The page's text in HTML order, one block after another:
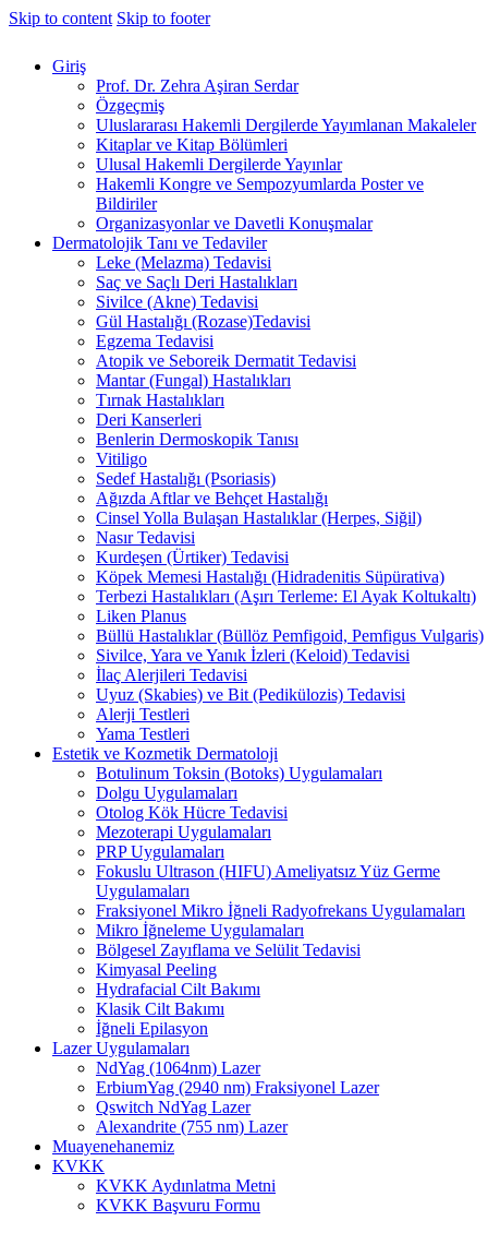
Skip to content Skip to footer
Giriş
Prof. Dr. Zehra Aşiran Serdar
Özgeçmiş
Uluslararası Hakemli Dergilerde Yayımlanan Makaleler
Kitaplar ve Kitap Bölümleri
Ulusal Hakemli Dergilerde Yayınlar
Hakemli Kongre ve Sempozyumlarda Poster ve
Bildiriler
Organizasyonlar ve Davetli Konuşmalar
Dermatolojik Tanı ve Tedaviler
Leke (Melazma) Tedavisi
Saç ve Saçlı Deri Hastalıkları
Sivilce (Akne) Tedavisi
Gül Hastalığı (Rozase)Tedavisi
Egzema Tedavisi
Atopik ve Seboreik Dermatit Tedavisi
Mantar (Fungal) Hastalıkları
Tırnak Hastalıkları
Deri Kanserleri
Benlerin Dermoskopik Tanısı
Vitiligo
Sedef Hastalığı (Psoriasis)
Ağızda Aftlar ve Behçet Hastalığı
Cinsel Yolla Bulaşan Hastalıklar (Herpes, Siğil)
Nasır Tedavisi
Kurdeşen (Ürtiker) Tedavisi
Köpek Memesi Hastalığı (Hidradenitis Süpürativa)
Terbezi Hastalıkları (Aşırı Terleme: El Ayak Koltukaltı)
Liken Planus
Büllü Hastalıklar (Büllöz Pemfigoid, Pemfigus Vulgaris)
Sivilce, Yara ve Yanık İzleri (Keloid) Tedavisi
İlaç Alerjileri Tedavisi
Uyuz (Skabies) ve Bit (Pedikülozis) Tedavisi
Alerji Testleri
Yama Testleri
Estetik ve Kozmetik Dermatoloji
Botulinum Toksin (Botoks) Uygulamaları
Dolgu Uygulamaları
Otolog Kök Hücre Tedavisi
Mezoterapi Uygulamaları
PRP Uygulamaları
Fokuslu Ultrason (HIFU) Ameliyatsız Yüz Germe
Uygulamaları
Fraksiyonel Mikro İğneli Radyofrekans Uygulamaları
Mikro İğneleme Uygulamaları
Bölgesel Zayıflama ve Selülit Tedavisi
Kimyasal Peeling
Hydrafacial Cilt Bakımı
Klasik Cilt Bakımı
İğneli Epilasyon
Lazer Uygulamaları
NdYag (1064nm) Lazer
ErbiumYag (2940 nm) Fraksiyonel Lazer
Qswitch NdYag Lazer
Alexandrite (755 nm) Lazer
Muayenehanemiz
KVKK
KVKK Aydınlatma Metni
KVKK Başvuru Formu